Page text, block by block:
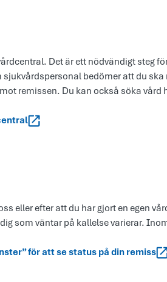
Det är ett nödvändigt steg
bedömer att du
remissen. Du kan också söka vård
eller efter att du har gjort en egen
som väntar på kallelse varierar.
för att se status på din remiss